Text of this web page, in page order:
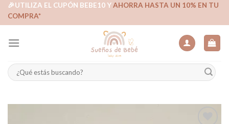
Skip🎉UTILIZA EL CUPÓN BEBE10 YAHORRA HASTA UN 10% EN TU
COMPRA*
Buscar
por: